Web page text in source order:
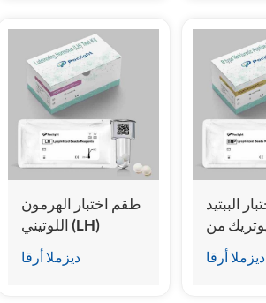
طقم اختبار الهرمون
اللوتيني (LH)
للتألق الكيميائي
ديزملا أرقا
الببتيد
من
النوع B (المقايسة
المتجانسة
ديزملا أرقا